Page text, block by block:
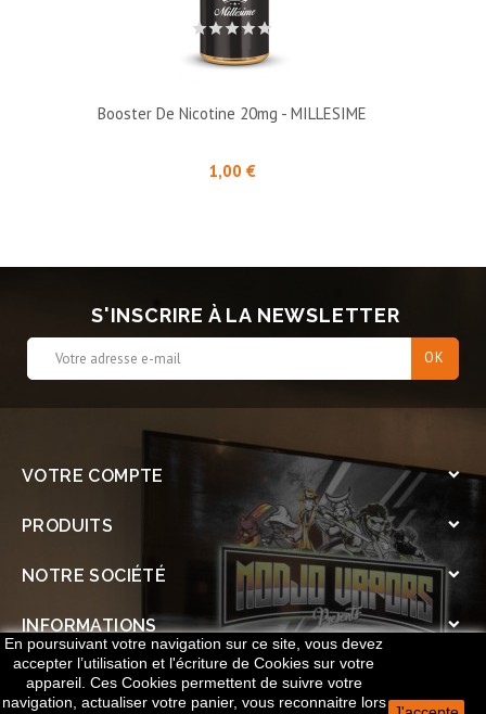
Booster De Nicotine 20mg - MILLESIME
1,00 €
S'INSCRIRE À LA NEWSLETTER
VOTRE COMPTE 
PRODUITS 
NOTRE SOCIÉTÉ 
INFORMATIONS 
SOCIAL
En poursuivant votre navigation sur ce site, vous devez
accepter l’utilisation et l'écriture de Cookies sur votre
appareil. Ces Cookies permettent de suivre votre
navigation, actualiser votre panier, vous reconnaitre lors